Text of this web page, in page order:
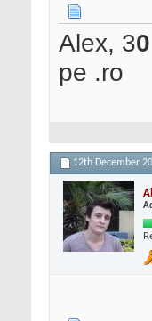
Alex, 30
pe .ro
12th December